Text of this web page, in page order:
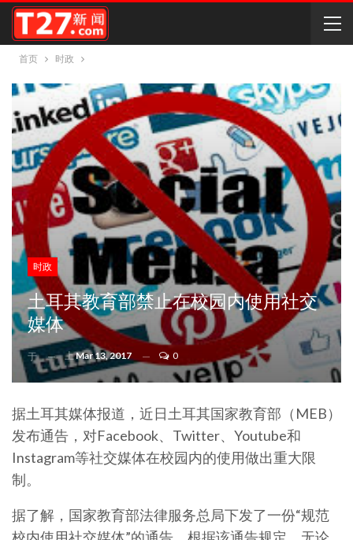
首页 时政
时政
土耳其教育部禁止在校园内使用社交
媒体
于 上Mar 13, 2017 0
据土耳其媒体报道，近日土耳其国家教育部（MEB）
发布通告，对Facebook、Twitter、Youtube和
Instagram等社交媒体在校园内的使用做出重大限
制。
据了解，国家教育部法律服务总局下发了一份“规范